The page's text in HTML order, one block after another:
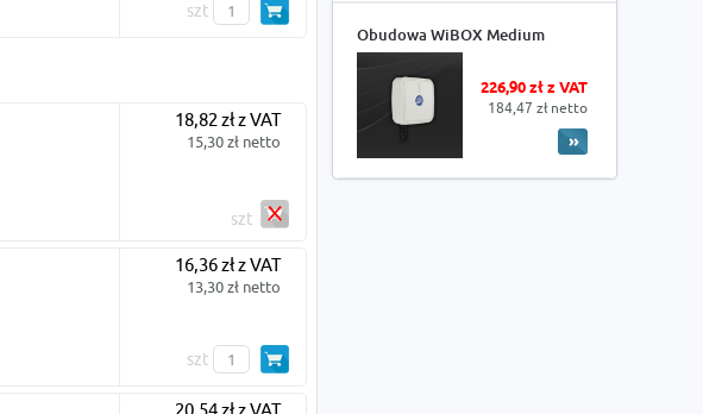
szt
18,82 zł z VAT
15,30 zł netto
szt
16,36 zł z VAT
13,30 zł netto
szt
20,54 zł z VAT
Obudowa WiBOX Medium
226,90 zł z VAT
184,47 zł netto